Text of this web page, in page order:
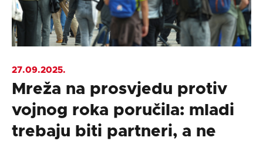
27.09.2025.
Mreža na prosvjedu protiv
vojnog roka poručila: mladi
trebaju biti partneri, a ne